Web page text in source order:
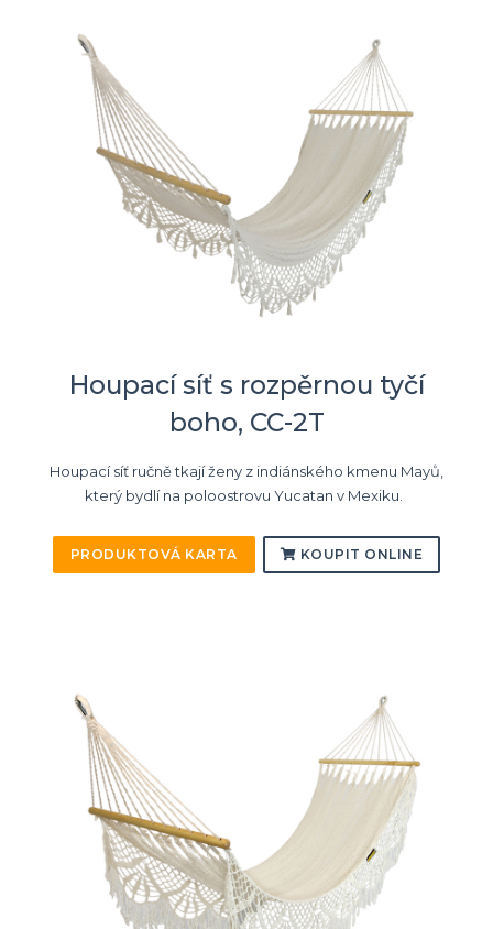
Houpací síť s rozpěrnou tyčí
boho, CC-2T
Houpací síť ručně tkají ženy z indiánského kmenu Mayů,
který bydlí na poloostrovu Yucatan v Mexiku.
PRODUKTOVÁ KARTA KOUPIT ONLINE